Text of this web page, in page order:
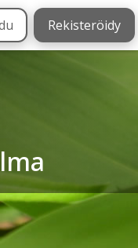
Rekisteröidy